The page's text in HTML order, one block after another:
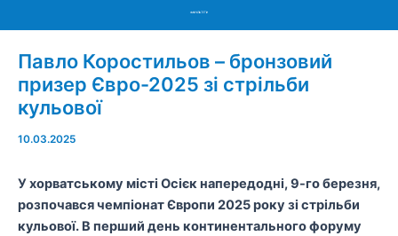
Menu
Павло Коростильов – бронзовий
призер Євро-2025 зі стрільби
кульової
10.03.2025
У хорватському місті Осієк напередодні, 9-го березня,
розпочався чемпіонат Європи 2025 року зі стрільби
кульової. В перший день континентального форуму